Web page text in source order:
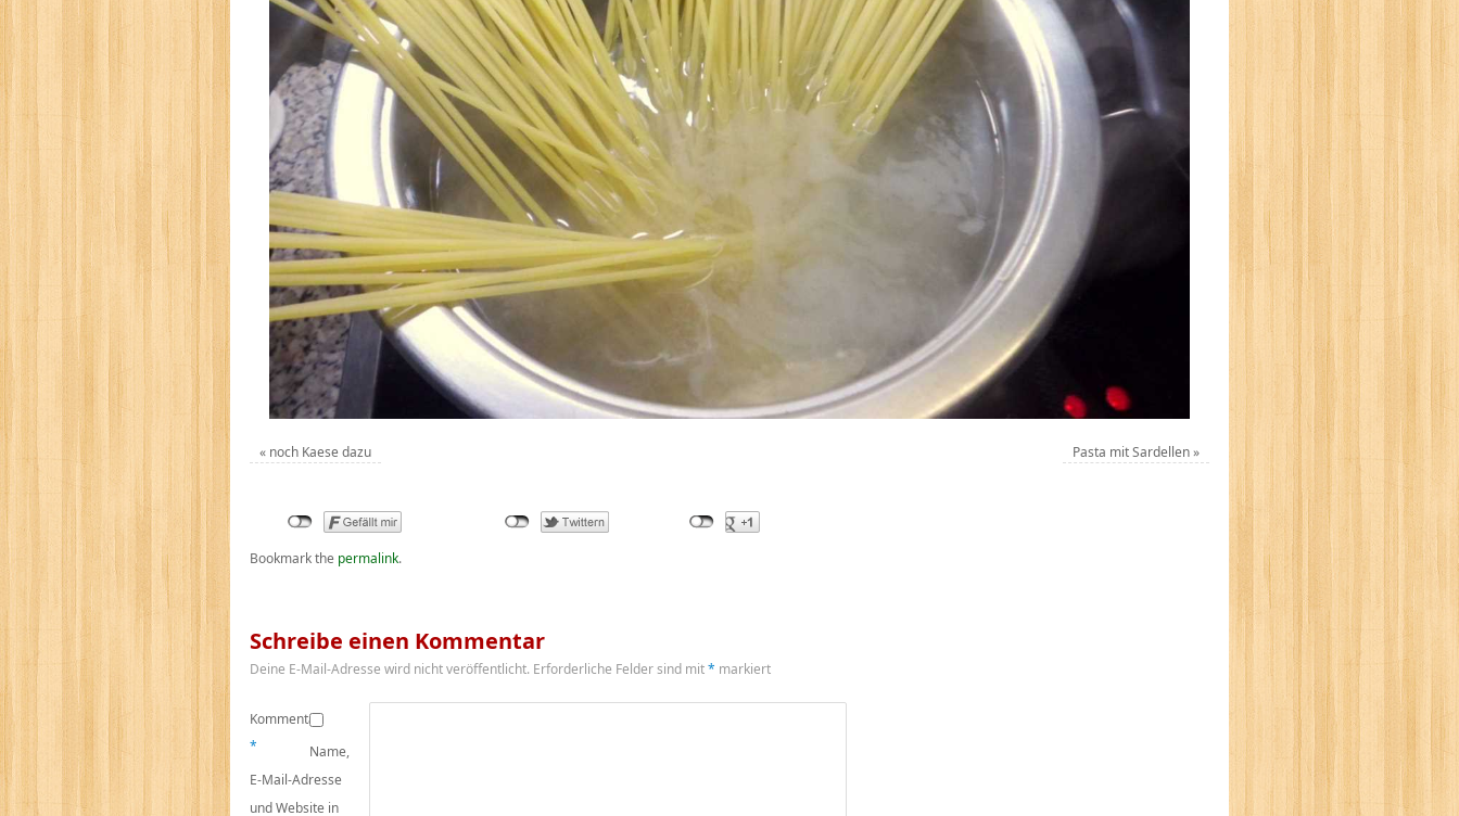
« noch Kaese dazu Pasta mit Sardellen»
Bookmark the permalink.
Schreibe einen Kommentar
Deine E-Mail-Adresse wird nicht veröffentlicht. Erforderliche Felder sind mit* markiert
Kommentar
*
Name,
E-Mail-Adresse
und Website in